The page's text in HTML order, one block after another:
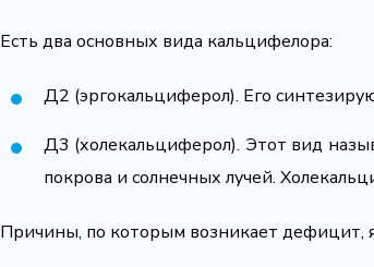
Есть два основных вида кальцифелора:
Д2 (эргокальциферол). Его
Д3 (холекальциферол). Этот вид
покрова и солнечных лучей.
Причины, по которым возникает дефицит,